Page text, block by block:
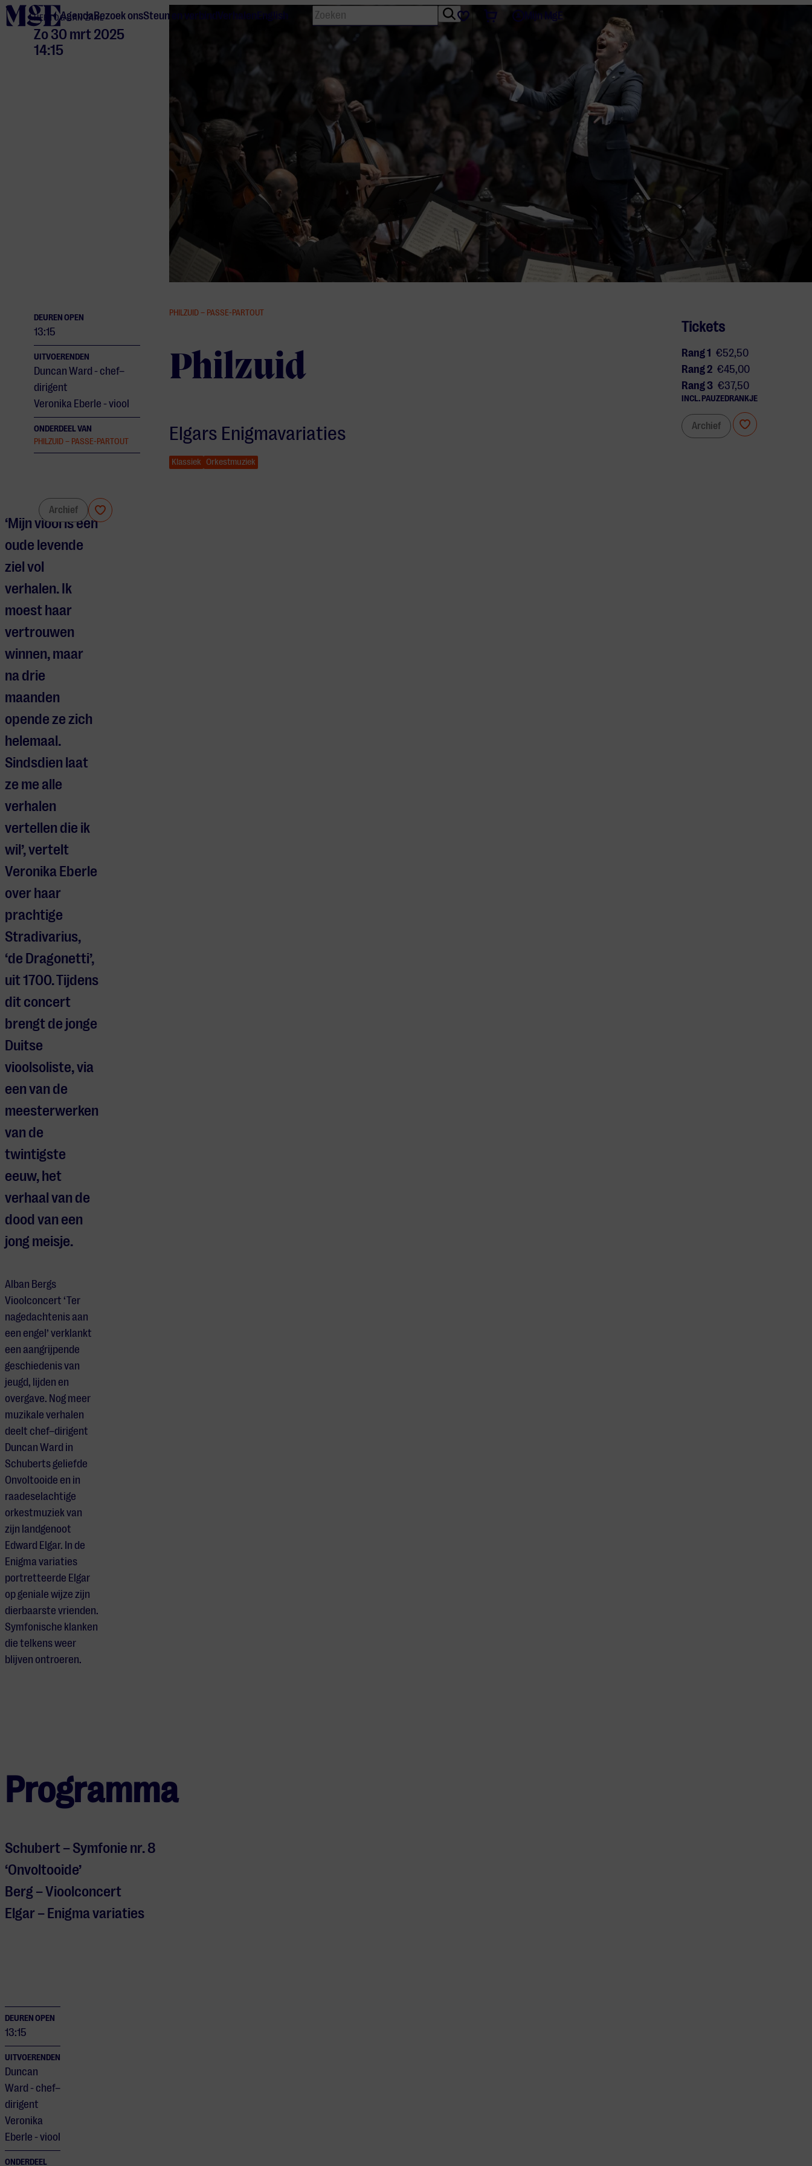
home
AgendaBezoek onsSteun en verbindVerhalen English Zoeken Favorieten
Tickets Mijn MgE
HERTOG JAN ZAAL
Zo 30 mrt 2025
14:15
DEUREN OPEN
13:15
UITVOERENDEN
Duncan Ward - chef–
dirigent
Veronika Eberle - viool
ONDERDEEL VAN
PHILZUID – PASSE-PARTOUT
PHILZUID – PASSE-PARTOUT
Philzuid
Elgars Enigmavariaties
Klassiek Orkestmuziek
Tickets
Rang 1 €52,50
Rang 2 €45,00
Rang 3 €37,50
INCL. PAUZEDRANKJE
Archief
Archief
‘Mijn viool is een
oude levende
ziel vol
verhalen. Ik
moest haar
vertrouwen
winnen, maar
na drie
maanden
opende ze zich
helemaal.
Sindsdien laat
ze me alle
verhalen
vertellen die ik
wil’, vertelt
Veronika Eberle
over haar
prachtige
Stradivarius,
‘de Dragonetti’,
uit 1700. Tijdens
dit concert
brengt de jonge
Duitse
vioolsoliste, via
een van de
meesterwerken
van de
twintigste
eeuw, het
verhaal van de
dood van een
jong meisje.
Alban Bergs
Vioolconcert ‘Ter
nagedachtenis aan
een engel’ verklankt
een aangrijpende
geschiedenis van
jeugd, lijden en
overgave. Nog meer
muzikale verhalen
deelt chef–dirigent
Duncan Ward in
Schuberts geliefde
Onvoltooide en in
raadeselachtige
orkestmuziek van
zijn landgenoot
Edward Elgar. In de
Enigma variaties
portretteerde Elgar
op geniale wijze zijn
dierbaarste vrienden.
Symfonische klanken
die telkens weer
blijven ontroeren.
Programma
Schubert – Symfonie nr. 8
‘Onvoltooide’
Berg – Vioolconcert
Elgar – Enigma variaties
DEUREN OPEN
13:15
UITVOERENDEN
Duncan
Ward - chef–
dirigent
Veronika
Eberle - viool
ONDERDEEL